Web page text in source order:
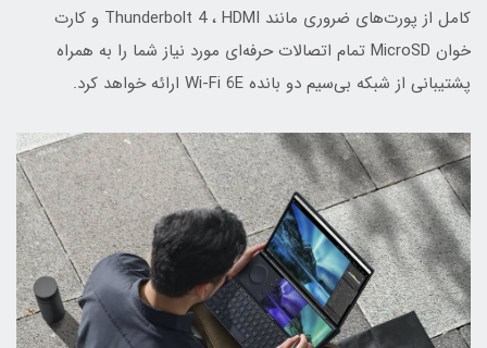
کامل از پورت‌های ضروری مانند Thunderbolt 4 ، HDMI و کارت
خوان MicroSD تمام اتصالات حرفه‌ای مورد نیاز شما را به همراه
پشتیبانی از شبکه بی‌سیم دو بانده Wi-Fi 6E ارائه خواهد کرد.